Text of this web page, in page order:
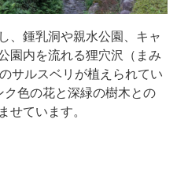
、鍾乳洞や親水公園、キャ
園内を流れる狸穴沢（まみ
サルスベリが植えられてい
色の花と深緑の樹木との
せています。